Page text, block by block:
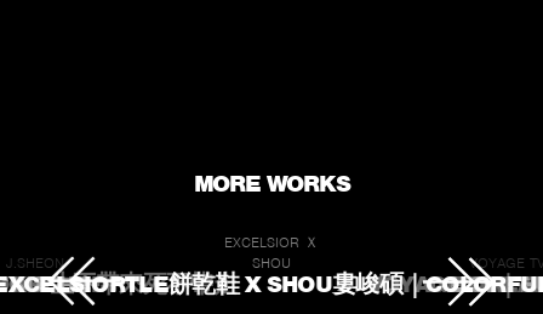
Winn Du / 蔡孟潔 Jessie Tsai
庭 Tsai Chang Ting / 小寶 Bow
Chang
美術 Art Designer | 王新年 Xinnian
MORE WORKS
J.SHEON
生不帶來死不帶走
EXCELSIOR Ｘ
SHOU
餅乾鞋 X SHOU婁峻碩｜
VOYAGE
VOYAGE TV｜